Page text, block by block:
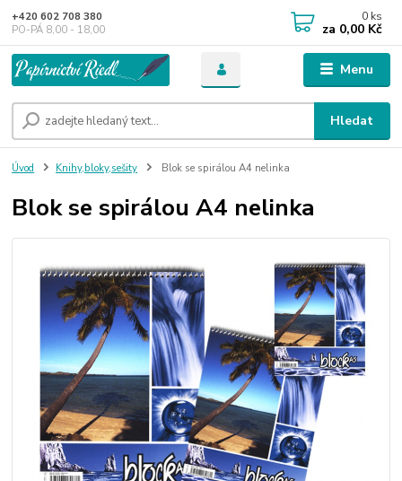
Menu
Hledat
+420 602 708 380
PO-PÁ 8,00 - 18,00
0 ks
za 0,00 Kč
Úvod Knihy,bloky,sešity Blok se spirálou A4 nelinka
Blok se spirálou A4 nelinka